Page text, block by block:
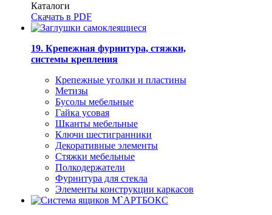
Каталоги
Скачать в PDF
19. Крепежная фурнитура, стяжки,
системы крепления
Крепежные уголки и пластины
Метизы
Бусолы мебельные
Гайка усовая
Шканты мебельные
Ключи шестигранники
Декоративные элементы
Стяжки мебельные
Полкодержатели
Фурнитура для стекла
Элементы конструкции каркасов